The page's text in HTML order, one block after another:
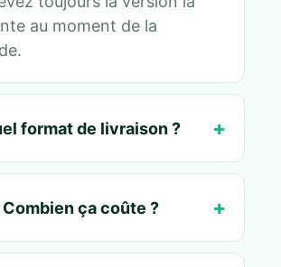
au moment de la
format de livraison ?
Combien ça coûte ?